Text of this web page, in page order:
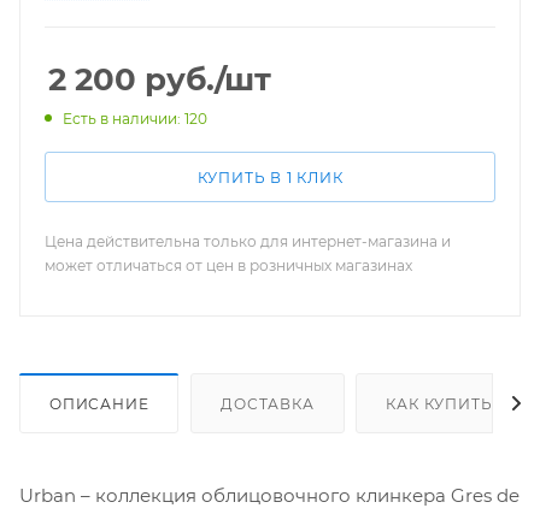
2 200 руб./шт
Есть в наличии: 120
КУПИТЬ В 1 КЛИК
Цена действительна только для интернет-магазина и
может отличаться от цен в розничных магазинах
ОПИСАНИЕ ДОСТАВКА КАК КУПИТЬ
Urban – коллекция облицовочного клинкера Gres de